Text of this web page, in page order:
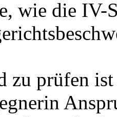
wie die IV-
zu prüfen